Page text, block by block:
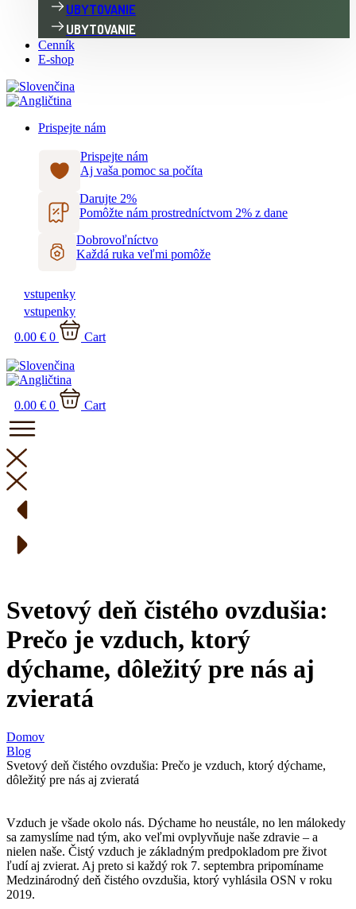
Cenník
E-shop
Prispejte nám
Aj vaša pomoc sa počíta
Darujte 2%
Pomôžte nám prostredníctvom 2% z dane
Dobrovoľníctvo
Každá ruka veľmi pomôže
vstupenky
0.00€ 0
0.00€ 0
Prečo je vzduch, ktorý
dýchame, dôležitý pre nás aj
zvieratá
Domov
dôležitý pre nás aj zvieratá
Vzduch je všade okolo nás. Dýchame ho neustále, no len málokedy
ľudí aj zvierat. Aj preto si každý rok 7. septembra pripomíname
Medzinárodný deň čistého ovzdušia, ktorý vyhlásila OSN v roku
2019.